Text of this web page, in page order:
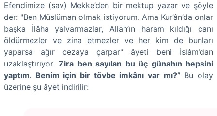
Efendimize (sav) Mekke’den bir mektup yazar ve şöyle
der: "Ben Müslüman olmak istiyorum. Ama Kur’ân’da onlar
başka İlâha yalvarmazlar, Allah’ın haram kıldığı canı
öldürmezler ve zina etmezler ve her kim de bunları
yaparsa ağır cezaya çarpar" âyeti beni İslâm’dan
uzaklaştırıyor.Zira ben sayılan bu üç günahın hepsini
yaptım. Benim için bir tövbe imkânı var mı?” Bu olay
üzerine şu âyet indirilir: